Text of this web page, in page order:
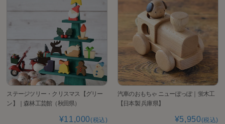
ステージツリー・クリスマス【グリー
ン】｜森林工芸館（秋田県）
¥11,000(税込)
汽車のおもちゃ ニューぽっぽ｜蛍木工
【日本製 兵庫県】
¥5,950(税込)